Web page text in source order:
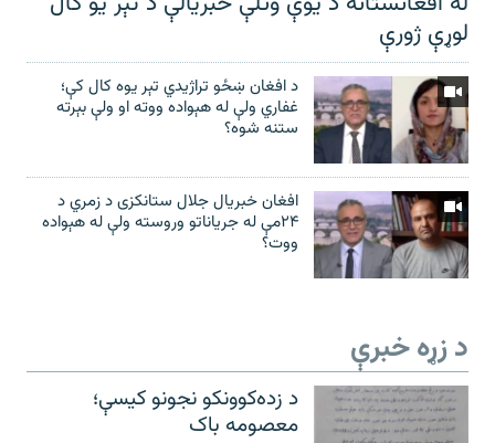
لوړې ژورې
د افغان ښځو تراژیدي تېر یوه کال کې؛
غفاري ولې له هېواده ووته او ولې بېرته
ستنه شوه؟
افغان خبریال جلال ستانکزی د زمري د
۲۴مې له جریاناتو وروسته ولې له هېواده
ووت؟
د زړه خبرې
د زده‌کوونکو نجونو کیسې؛
معصومه باک